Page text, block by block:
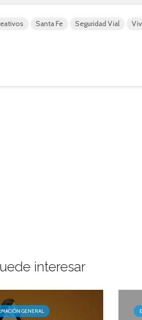
Santa Fe Seguridad Vial
interesar
GENERAL